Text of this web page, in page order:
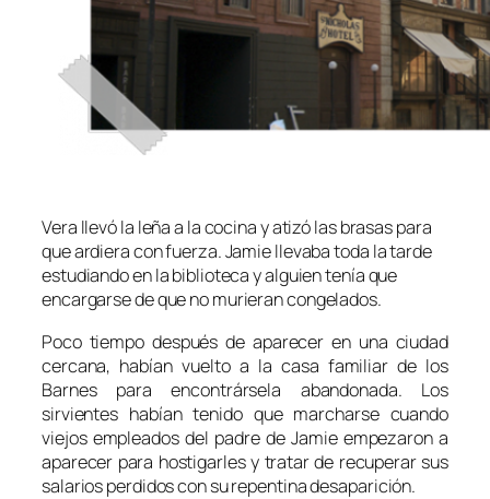
Vera llevó la leña a la cocina y atizó las brasas para
que ardiera con fuerza. Jamie llevaba toda la tarde
estudiando en la biblioteca y alguien tenía que
encargarse de que no murieran congelados.
Poco tiempo después de aparecer en una ciudad
cercana, habían vuelto a la casa familiar de los
Barnes para encontrársela abandonada. Los
sirvientes habían tenido que marcharse cuando
viejos empleados del padre de Jamie empezaron a
aparecer para hostigarles y tratar de recuperar sus
salarios perdidos con su repentina desaparición.